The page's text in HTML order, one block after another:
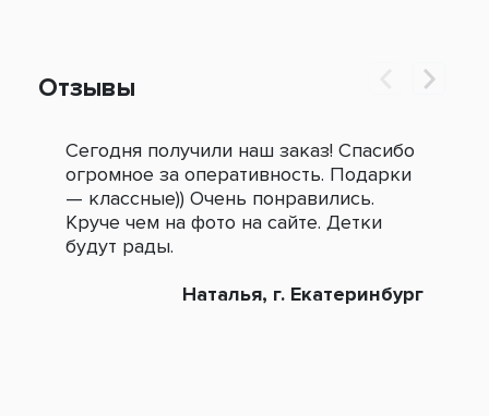
Отзывы
Сегодня получили наш заказ! Спасибо
огромное за оперативность. Подарки
— классные)) Очень понравились.
Круче чем на фото на сайте. Детки
будут рады.
Наталья, г. Екатеринбург